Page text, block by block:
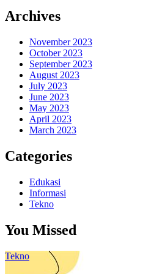
Archives
November 2023
October 2023
September 2023
August 2023
July 2023
June 2023
May 2023
April 2023
March 2023
Categories
Edukasi
Informasi
Tekno
You Missed
Tekno